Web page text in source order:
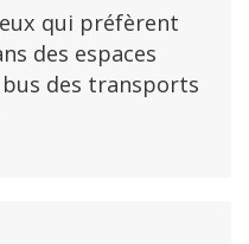
qui préfèrent
des espaces
des transports